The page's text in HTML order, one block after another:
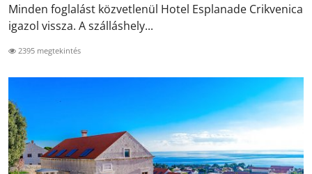
Minden foglalást közvetlenül Hotel Esplanade Crikvenica
igazol vissza. A szálláshely...
2395 megtekintés